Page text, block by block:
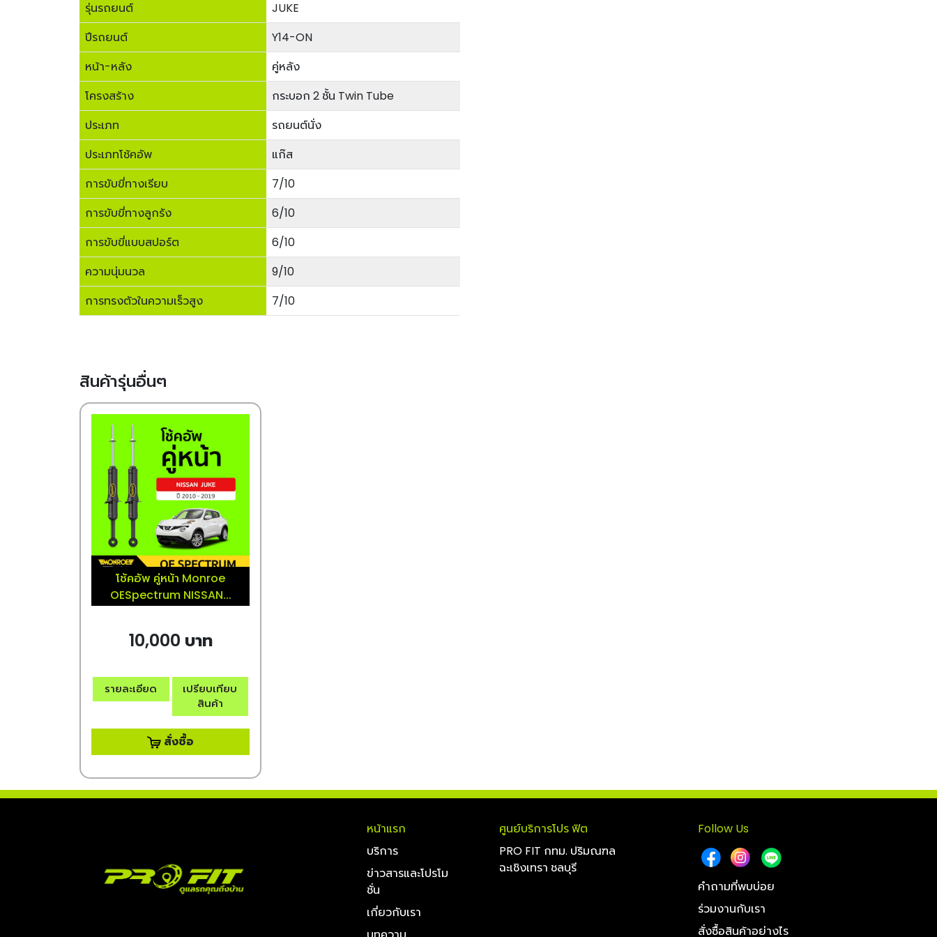
รุ่นรถยนต์
JUKE
ปีรถยนต์
Y14-ON
หน้า-หลัง
คู่หลัง
โครงสร้าง
กระบอก 2 ชั้น Twin Tube
ประเภท
รถยนต์นั่ง
ประเภทโช้คอัพ
แก๊ส
การขับขี่ทางเรียบ
7/10
การขับขี่ทางลูกรัง
6/10
การขับขี่แบบสปอร์ต
6/10
ความนุ่มนวล
9/10
การทรงตัวในความเร็วสูง
7/10
สินค้ารุ่นอื่นๆ
โช้คอัพ คู่หน้า Monroe
OESpectrum NISSAN...
10,000 บาท
รายละเอียด
เปรียบเทียบ
สินค้า
สั่งซื้อ
หน้าแรก
บริการ
ข่าวสารและโปรโม
ชั่น
เกี่ยวกับเรา
ศูนย์บริการโปร ฟิต
PRO FIT กทม. ปริมณฑล
ฉะเชิงเทรา ชลบุรี
Follow Us
คำถามที่พบบ่อย
ร่วมงานกับเรา
สั่งซื้อสินค้าอย่างไร